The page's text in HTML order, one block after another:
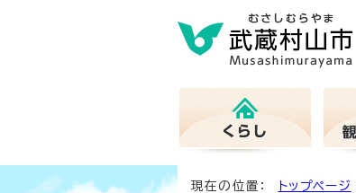
現在の位置： トップページ